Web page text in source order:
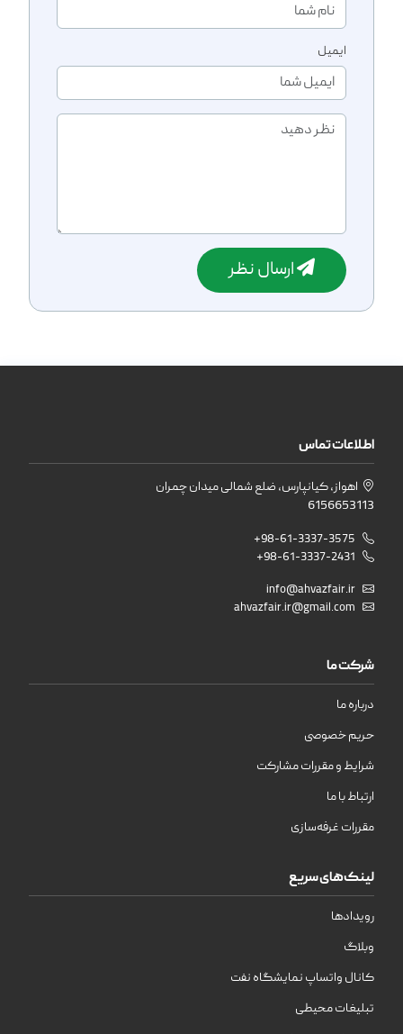
ایمیل
ارسال نظر
اطلاعات تماس
اهواز، کیانپارس، ضلع شمالی میدان چمران
6156653113
+98-61-3337-3575
+98-61-3337-2431
info@ahvazfair.ir
ahvazfair.ir@gmail.com
شرکت ما
درباره ما
حریم خصوصی
شرایط و مقررات مشارکت
ارتباط با ما
مقررات غرفه‌سازی
لینک‌های سریع
رویدادها
وبلاگ
کانال واتساپ نمایشگاه نفت
تبلیغات محیطی